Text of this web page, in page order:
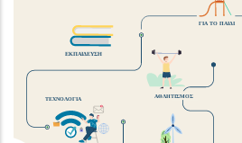
ΤΕΧΝΟΛΟΓΙΑ
ΕΚΠΑΙΔΕΥΣΗ
ΑΘΛΗΤΙΣΜΟΣ
ΓΙΑ ΤΟ ΠΑΙΔΙ